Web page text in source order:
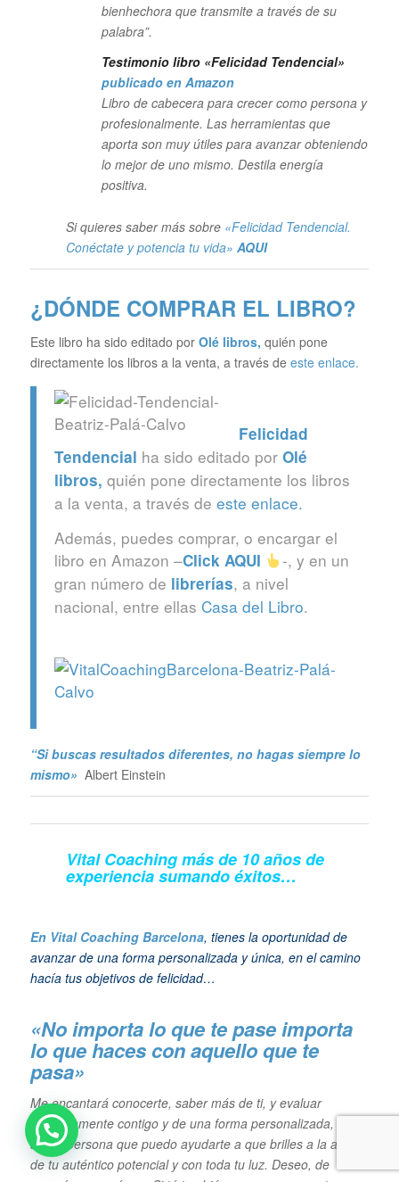
bienhechora que transmite a través de su
palabra”.
Testimonio libro «Felicidad Tendencial»
publicado en Amazon
Libro de cabecera para crecer como persona y
profesionalmente. Las herramientas que
aporta son muy útiles para avanzar obteniendo
lo mejor de uno mismo. Destila energía
positiva.
Si quieres saber más sobre «Felicidad Tendencial.
Conéctate y potencia tu vida» AQUI
¿DÓNDE COMPRAR EL LIBRO?
Este libro ha sido editado por Olé libros, quién pone
directamente los libros a la venta, a través de este enlace.
Felicidad
Tendencial ha sido editado por Olé
libros, quién pone directamente los libros
a la venta, a través de este enlace.
Además, puedes comprar, o encargar el
libro en Amazon –Click AQUI
-, y en un
gran número de librerías, a nivel
nacional, entre ellas Casa del Libro.
“Si buscas resultados diferentes, no hagas siempre lo
mismo» Albert Einstein
Vital Coaching más de 10 años de
experiencia sumando éxitos…
En Vital Coaching Barcelona, tienes la oportunidad de
avanzar de una forma personalizada y única, en el camino
hacía tus objetivos de felicidad…
«No importa lo que te pase importa
lo que haces con aquello que te
pasa»
Me encantará conocerte, saber más de ti, y evaluar
conjuntamente contigo y de una forma personalizada, si yo
soy la persona que puedo ayudarte a que brilles a la altura
de tu auténtico potencial y con toda tu luz. Deseo, de